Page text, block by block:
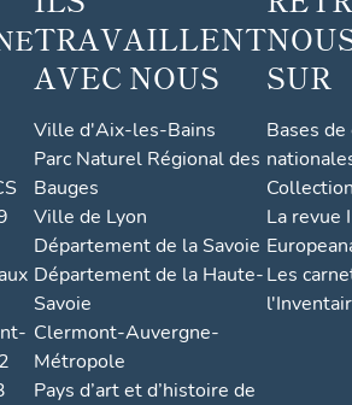
TRAVAILLENT
AVEC NOUS
Ville d'Aix-les-Bains
Parc Naturel Régional des
Bauges
Ville de Lyon
Département de la Savoie
Département de la Haute-
Savoie
Clermont-Auvergne-
Métropole
Pays d’art et d’histoire de
SUR
Bases
La revue
Les